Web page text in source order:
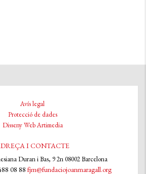
Avís legal
Protecció de dades
Disseny Web Artimedia
I CONTACTE
Duran i Bas, 9 2n 08002 Barcelona
08 88 fjm@fundaciojoanmaragall.org